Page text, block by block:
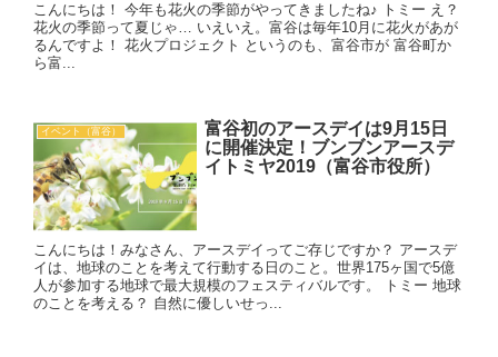
こんにちは！ 今年も花火の季節がやってきましたね♪ トミー え？
花火の季節って夏じゃ… いえいえ。富谷は毎年10月に花火があが
るんですよ！ 花火プロジェクト というのも、富谷市が 富谷町か
ら富...
イベント（富谷）
富谷初のアースデイは9月15日
に開催決定！ブンブンアースデ
イトミヤ2019（富谷市役所）
こんにちは！みなさん、アースデイってご存じですか？ アースデ
イは、地球のことを考えて行動する日のこと。世界175ヶ国で5億
人が参加する地球で最大規模のフェスティバルです。 トミー 地球
のことを考える？ 自然に優しいせっ...